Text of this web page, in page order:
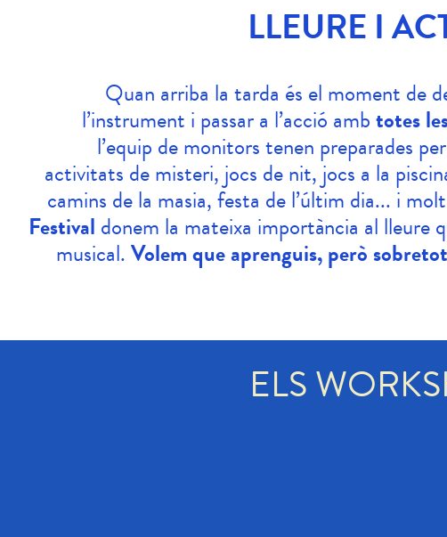
LLEURE I
Quan arriba la tarda és el moment de
l’instrument i passar a l’acció ambtotes
l’equip de monitors tenen preparades
activitats de misteri, jocs de nit, jocs a la
camins de la masia, festa de l’últim dia... i
Festival donem la mateixa importància al lleure
musical.Volem que aprenguis, però
ELS